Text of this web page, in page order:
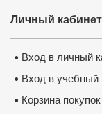
Личный кабинет
• Вход в личный
• Вход в учебный
• Корзина покупок